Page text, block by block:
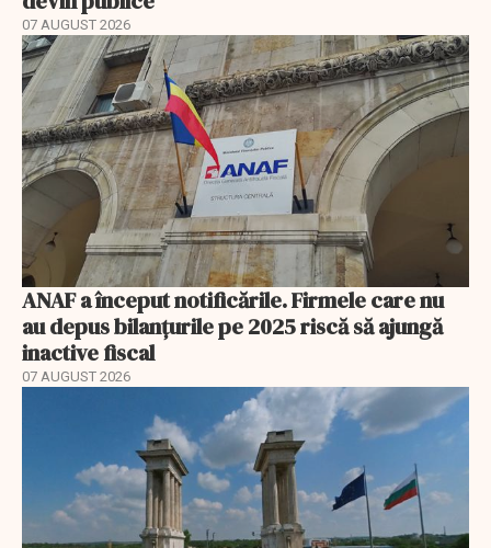
07 AUGUST 2026
ANAF a început notificările. Firmele care nu
au depus bilanțurile pe 2025 riscă să ajungă
inactive fiscal
07 AUGUST 2026